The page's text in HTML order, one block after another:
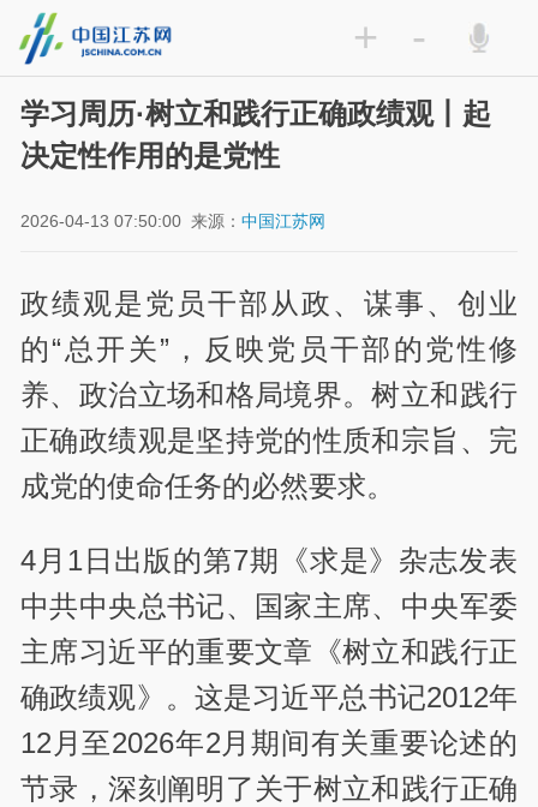
+ -
学习周历·树立和践行正确政绩观丨起
决定性作用的是党性
2026-04-13 07:50:00 来源：中国江苏网
政绩观是党员干部从政、谋事、创业
的“总开关”，反映党员干部的党性修
养、政治立场和格局境界。树立和践行
正确政绩观是坚持党的性质和宗旨、完
成党的使命任务的必然要求。
4月1日出版的第7期《求是》杂志发表
中共中央总书记、国家主席、中央军委
主席习近平的重要文章《树立和践行正
确政绩观》。这是习近平总书记2012年
12月至2026年2月期间有关重要论述的
节录，深刻阐明了关于树立和践行正确